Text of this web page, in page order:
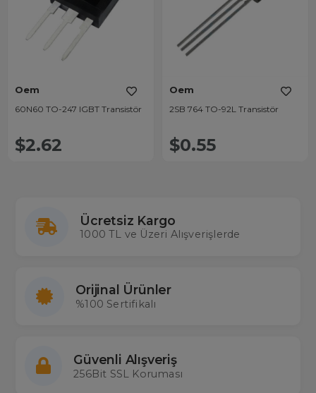
Oem
60N60 TO-247 IGBT Transistör
$2.62
Oem
2SB 764 TO-92L Transistör
$0.55
Ücretsiz Kargo
1000 TL ve Üzeri Alışverişlerde
Orijinal Ürünler
%100 Sertifikalı
Güvenli Alışveriş
256Bit SSL Koruması